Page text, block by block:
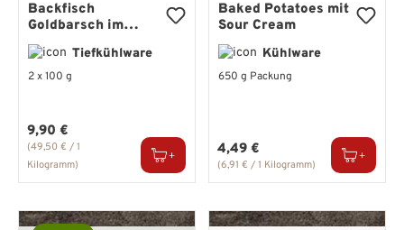
Backfisch
Goldbarsch im
Bierteig –
knuspriges Filet im
Bierteigmantel
Tiefkühlware
2 x 100 g
Regulärer Preis:
9,90 €
(49,50 € / 1
Kilogramm)
Baked Potatoes mit
Sour Cream
Kühlware
650 g Packung
Regulärer Preis:
4,49 €
(6,91 € / 1 Kilogramm)